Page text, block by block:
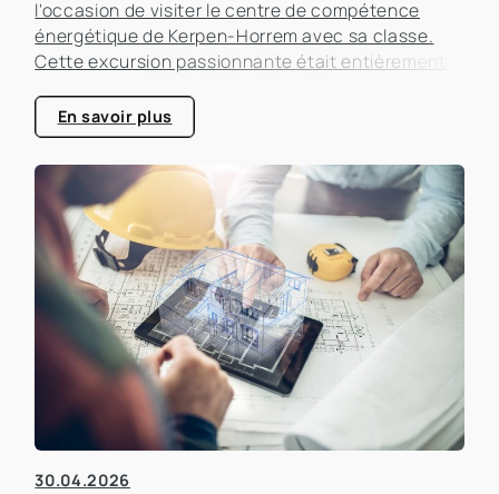
l'occasion de visiter le centre de compétence
énergétique de Kerpen-Horrem avec sa classe.
Cette excursion passionnante était entièrement
bâtiments, un sujet qui prend de plus en plus
d'importance dans le secteur immobilier.
En savoir plus
30.04.2026